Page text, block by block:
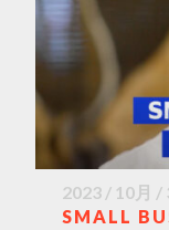
2023 / 10月 /
SMALL